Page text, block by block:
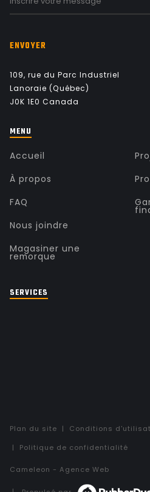
ENVOYER
109, rue du Parc Industriel
Lanoraie (Québec)
J0K 1E0 Canada
MENU
Accueil
À propos
FAQ
Nous joindre
Magasiner une
remorque
SERVICES
Plan du site
Conditions
Politique de confidentialité
Cameleon - Agence Web